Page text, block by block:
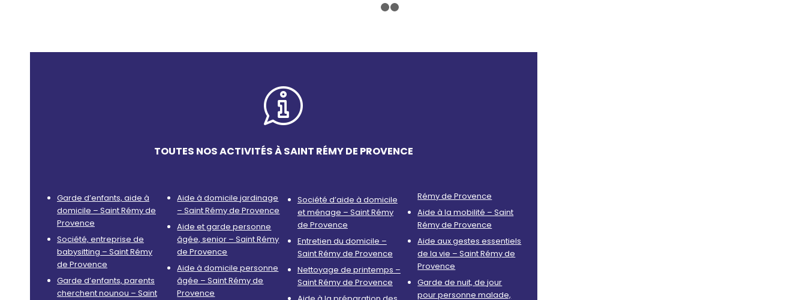
TOUTES NOS ACTIVITÉS À SAINT RÉMY DE PROVENCE
Garde d’enfants, aide à
domicile – Saint Rémy de
Provence
Société, entreprise de
babysitting – Saint Rémy
de Provence
Garde d’enfants, parents
cherchent nounou – Saint
Aide à domicile jardinage
– Saint Rémy de Provence
Aide et garde personne
âgée, senior – Saint Rémy
de Provence
Aide à domicile personne
âgée – Saint Rémy de
Provence
Société d’aide à domicile
et ménage – Saint Rémy
de Provence
Entretien du domicile –
Saint Rémy de Provence
Nettoyage de printemps –
Saint Rémy de Provence
Rémy de Provence
Aide à la mobilité – Saint
Rémy de Provence
Aide aux gestes essentiels
de la vie – Saint Rémy de
Provence
Garde de nuit, de jour
pour personne malade,